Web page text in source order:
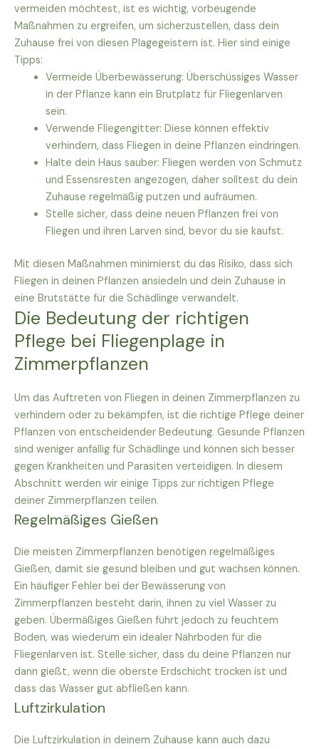
vermeiden möchtest, ist es wichtig, vorbeugende
Maßnahmen zu ergreifen, um sicherzustellen, dass dein
Zuhause frei von diesen Plagegeistern ist. Hier sind einige
Tipps:
Vermeide Überbewässerung: Überschüssiges Wasser
in der Pflanze kann ein Brutplatz für Fliegenlarven
sein.
Verwende Fliegengitter: Diese können effektiv
verhindern, dass Fliegen in deine Pflanzen eindringen.
Halte dein Haus sauber: Fliegen werden von Schmutz
und Essensresten angezogen, daher solltest du dein
Zuhause regelmäßig putzen und aufräumen.
Stelle sicher, dass deine neuen Pflanzen frei von
Fliegen und ihren Larven sind, bevor du sie kaufst.
Mit diesen Maßnahmen minimierst du das Risiko, dass sich
Fliegen in deinen Pflanzen ansiedeln und dein Zuhause in
eine Brutstätte für die Schädlinge verwandelt.
Die Bedeutung der richtigen
Pflege bei Fliegenplage in
Zimmerpflanzen
Um das Auftreten von Fliegen in deinen Zimmerpflanzen zu
verhindern oder zu bekämpfen, ist die richtige Pflege deiner
Pflanzen von entscheidender Bedeutung. Gesunde Pflanzen
sind weniger anfällig für Schädlinge und können sich besser
gegen Krankheiten und Parasiten verteidigen. In diesem
Abschnitt werden wir einige Tipps zur richtigen Pflege
deiner Zimmerpflanzen teilen.
Regelmäßiges Gießen
Die meisten Zimmerpflanzen benötigen regelmäßiges
Gießen, damit sie gesund bleiben und gut wachsen können.
Ein häufiger Fehler bei der Bewässerung von
Zimmerpflanzen besteht darin, ihnen zu viel Wasser zu
geben. Übermäßiges Gießen führt jedoch zu feuchtem
Boden, was wiederum ein idealer Nährboden für die
Fliegenlarven ist. Stelle sicher, dass du deine Pflanzen nur
dann gießt, wenn die oberste Erdschicht trocken ist und
dass das Wasser gut abfließen kann.
Luftzirkulation
Die Luftzirkulation in deinem Zuhause kann auch dazu